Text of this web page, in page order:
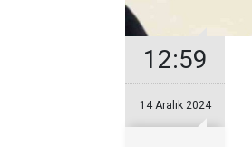
12:59
14 Aralık 2024